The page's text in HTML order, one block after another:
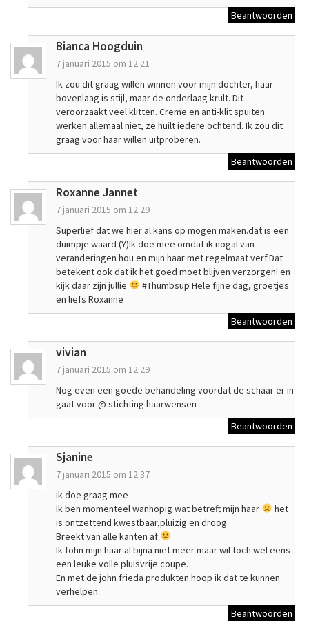
Beantwoorden
Bianca Hoogduin
7 januari 2015 om 12:21
Ik zou dit graag willen winnen voor mijn dochter, haar
bovenlaag is stijl, maar de onderlaag krult. Dit
veroorzaakt veel klitten. Creme en anti-klit spuiten
werken allemaal niet, ze huilt iedere ochtend. Ik zou dit
graag voor haar willen uitproberen.
Beantwoorden
Roxanne Jannet
7 januari 2015 om 12:29
Superlief dat we hier al kans op mogen maken.dat is een
duimpje waard (Y)Ik doe mee omdat ik nogal van
veranderingen hou en mijn haar met regelmaat verf.Dat
betekent ook dat ik het goed moet blijven verzorgen! en
kijk daar zijn jullie
#Thumbsup Hele fijne dag, groetjes
en liefs Roxanne
Beantwoorden
vivian
7 januari 2015 om 12:29
Nog even een goede behandeling voordat de schaar er in
gaat voor @ stichting haarwensen
Beantwoorden
Sjanine
7 januari 2015 om 12:37
ik doe graag mee
Ik ben momenteel wanhopig wat betreft mijn haar
het
is ontzettend kwestbaar,pluizig en droog.
Breekt van alle kanten af
Ik fohn mijn haar al bijna niet meer maar wil toch wel eens
een leuke volle pluisvrije coupe.
En met de john frieda produkten hoop ik dat te kunnen
verhelpen.
Beantwoorden